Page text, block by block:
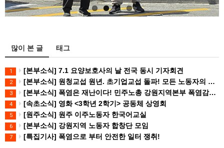
많이 본 글 태그
1 [본부소식] 7.1 요양보호사의 날 전국 동시 기자회견
2 [본부소식] 원청교섭 원년. 초기업교섭 돌파! 모든 노동자의 노동기본권 쟁취! 민주노총 7.15 총파업대회
3 [본부소식] 폭염은 재난이다! 민주노총 강원지역본부 폭염감시단 선포 기자회견
4 [속초소식] 영화 <3학년 2학기> 공동체 상영회
5 [원주소식] 원주 이주노동자 한국어교실
6 [본부소식] 강원지역 노동자 합창단 모임
7 [특집기사] 폭염으로 부터 안전한 일터 쟁취!